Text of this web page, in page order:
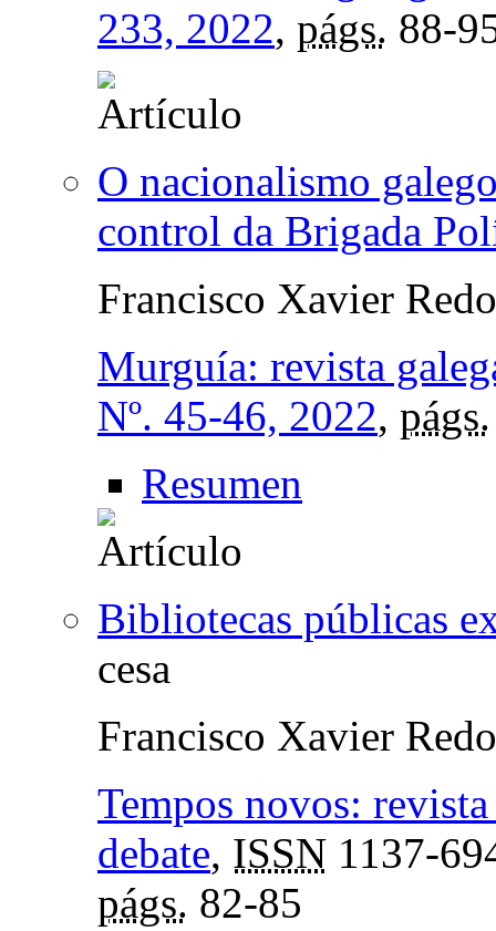
233, 2022, págs. 88-
O nacionalismo
control da Brigada
Francisco Xavier
Murguía: revista
Nº. 45-46, 2022, págs.
Resumen
Bibliotecas públicas
cesa
Francisco Xavier
Tempos novos:
debate, ISSN 1137-
págs. 82-85